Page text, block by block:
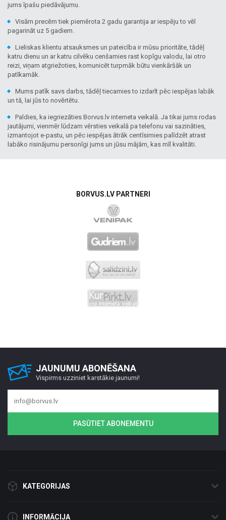
jums īpašu piedāvājumu.
Visām precēm tiek piemērota 2 gadu garantija ar iespēju to vēl
pagarināt uz 5 gadiem.
Lieliskas klientu atsauksmes un pateicība ir mūsu prioritāte, tādēļ
katru dienu un ar katru cilvēku cenšamies rast kopīgu valodu, lai otro
reizi, viņam atgriežoties, komunicēt turpmāk būtu vienkāršāk un
patīkamāk.
Mums patīk savs darbs, tādēļ tiecamies to izdarīt pēc iespējas labāk
un tā, lai jūs to novērtētu.
Paldies, ka iegriezāties Borvus.lv interneta veikalā. Ja tikai jums rodas
jautājumi, vienmēr lūdzam vērsties veikalā pa telefonu vai sazināties,
izmantojot e-pastu, un pēc iespējas ātrāk centīsimies palīdzēt atrast
labāko risinājumu personīgi jums un jūsu mājām, kas mīl kvalitāti.
BORVUS.LV PARTNERI
JAUNUMU ABONĒŠANA
Vispirms uzziniet karstākie jaunumi!
PASŪTIET ABONEMENTU
KATEGORIJAS
INFORMĀCIJA